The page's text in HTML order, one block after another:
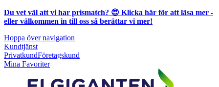
Du vet väl att vi har prismatch? 😍 Klicka här för att läsa mer -
eller välkommen in till oss så berättar vi mer!
Hoppa över navigation
Kundtjänst
PrivatkundFöretagskund
Mina Favoriter